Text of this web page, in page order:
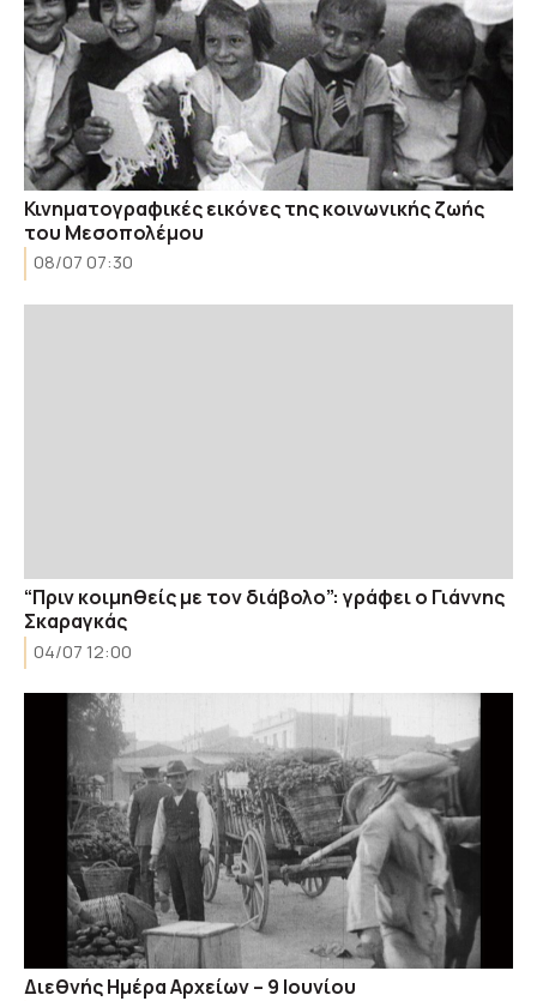
Κινηματογραφικές εικόνες της κοινωνικής ζωής
του Μεσοπολέμου
08/07 07:30
“Πριν κοιμηθείς με τον διάβολο”: γράφει ο Γιάννης
Σκαραγκάς
04/07 12:00
Διεθνής Ημέρα Αρχείων – 9 Ιουνίου